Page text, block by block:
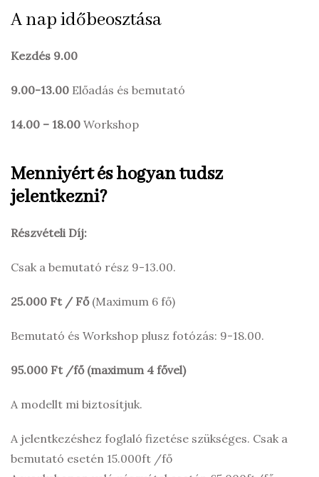
A nap időbeosztása
Kezdés 9.00
9.00-13.00 Előadás és bemutató
14.00 – 18.00 Workshop
Menniyért és hogyan tudsz
jelentkezni?
Részvételi Díj:
Csak a bemutató rész 9-13.00.
25.000 Ft / Fő(Maximum 6 fő)
Bemutató és Workshop plusz fotózás: 9-18.00.
95.000 Ft /fő (maximum 4 fővel)
A modellt mi biztosítjuk.
A jelentkezéshez foglaló fizetése szükséges. Csak a
bemutató esetén 15.000ft /fő